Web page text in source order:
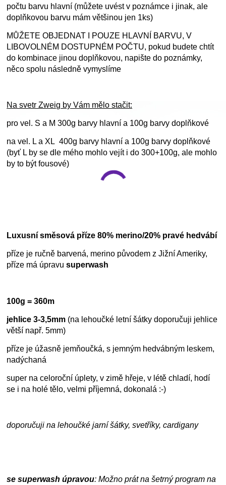
počtu barvu hlavní (můžete uvést v poznámce i jinak, ale
doplňkovou barvu mám většinou jen 1ks)
MŮŽETE OBJEDNAT I POUZE HLAVNÍ BARVU, V
LIBOVOLNÉM DOSTUPNÉM POČTU, pokud budete chtít
do kombinace jinou doplňkovou, napište do poznámky,
něco spolu následně vymyslíme
Na svetr Zweig by Vám mělo stačit:
pro vel. S a M 300g barvy hlavní a 100g barvy doplňkové
na vel. L a XL 400g barvy hlavní a 100g barvy doplňkové
(byť L by se dle mého mohlo vejít i do 300+100g, ale mohlo
by to být fousové)
Luxusní směsová příze 80% merino/20% pravé hedvábí
příze je ručně barvená, merino původem z Jižní Ameriky,
příze má úpravusuperwash
100g = 360m
jehlice 3-3,5mm (na lehoučké letní šátky doporučuji jehlice
větší např. 5mm)
příze je úžasně jemňoučká, s jemným hedvábným leskem,
nadýchaná
super na celoroční úplety, v zimě hřeje, v létě chladí, hodí
se i na holé tělo, velmi příjemná, dokonalá :-)
doporučuji na lehoučké jarní šátky, svetříky, cardigany
se superwash úpravou: Možno prát na šetrný program na